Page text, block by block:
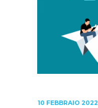
10 FEBBRAIO 2022